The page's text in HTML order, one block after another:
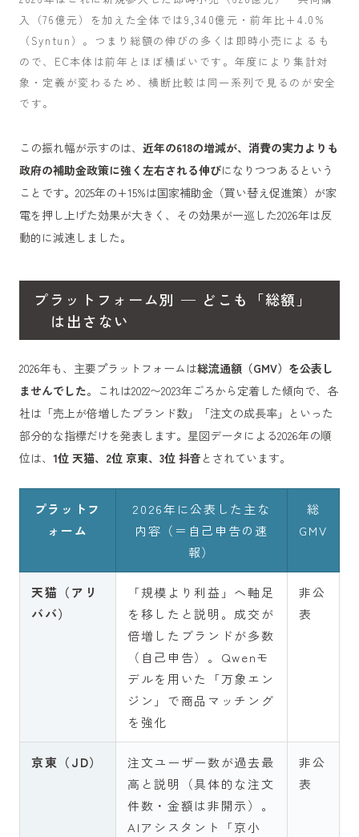
入（76億元）を加えた全体では9,340億元・前年比+4.0%
（Syntun）。つまり総額の伸びの多くは即時小売によるも
ので、EC本体は前年とほぼ横ばいです。年度により集計対
象・定義が変わるため、横断比較は同一系列で見るのが安全
です。
この振れ幅が示すのは、 近年の618の増減が、消費の実力よりも
政府の補助金政策に強く左右される伸びになりつつあるという
ことです。2025年の+15%は国家補助金（買い替え促進策）が家
電を押し上げた効果が大きく、その効果が一巡した2026年は反
動的に減速しました。
プラットフォーム別 — どこも「総額」
は出さない
2026年も、主要プラットフォームは総流通額（GMV）を公表し
ませんでした。これは2022〜2023年ごろから定着した傾向で、各
社は「売上が倍増したブランド数」「注文の成長率」といった
部分的な指標だけを発表します。星図データによる2026年の順
位は、 1位 天猫、2位 京東、3位 抖音 とされています。
プラットフ
ォーム
2026年に公表した主な
内容（＝自己申告の速
報）
総
GMV
天猫（アリ
ババ）
「規模より利益」へ軸足
を移したと説明。成交が
倍増したブランドが多数
（自己申告）。Qwenモ
デルを用いた「万象エン
ジン」で商品マッチング
を強化
非公
表
京東（JD）
注文ユーザー数が過去最
高と説明（具体的な注文
件数・金額は非開示）。
AIアシスタント「京小
非公
表